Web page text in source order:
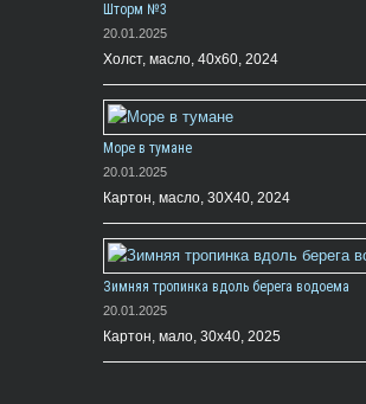
Шторм №3
20.01.2025
Холст, масло, 40х60, 2024
Море в тумане
20.01.2025
Картон, масло, 30Х40, 2024
Зимняя тропинка вдоль берега водоема
20.01.2025
Картон, мало, 30х40, 2025